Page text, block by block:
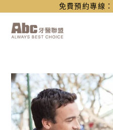
免費預約專線：